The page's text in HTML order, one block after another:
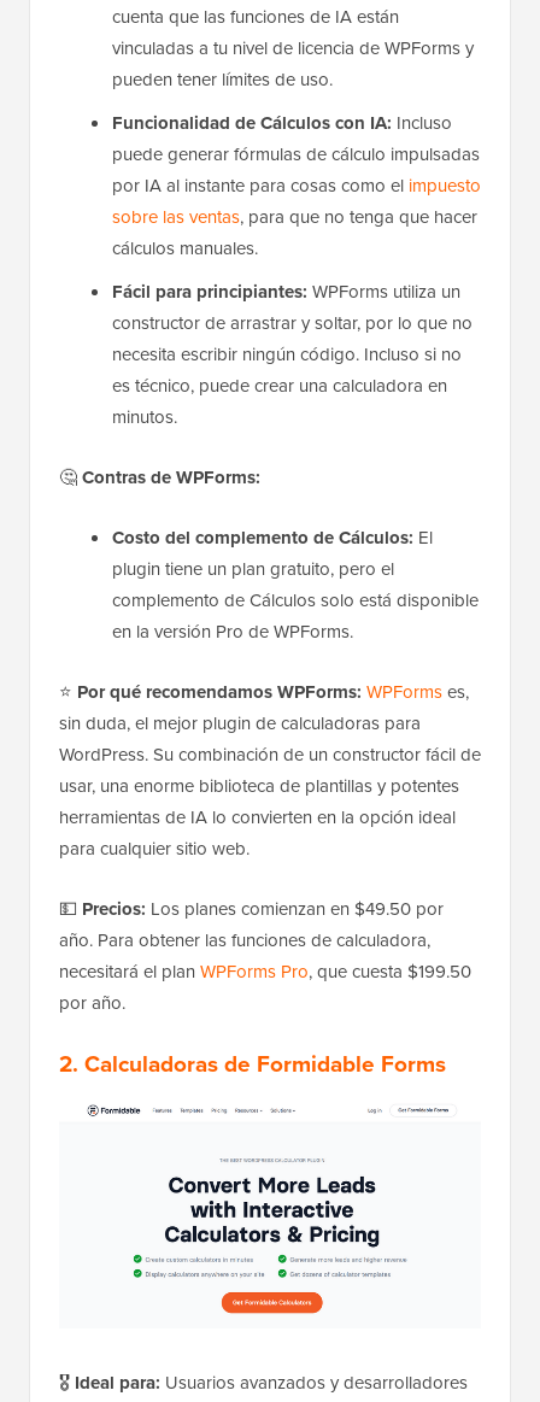
cuenta que las funciones de IA están
vinculadas a tu nivel de licencia de WPForms y
pueden tener límites de uso.
Funcionalidad de Cálculos con IA: Incluso
puede generar fórmulas de cálculo impulsadas
por IA al instante para cosas como el impuesto
sobre las ventas, para que no tenga que hacer
cálculos manuales.
Fácil para principiantes: WPForms utiliza un
constructor de arrastrar y soltar, por lo que no
necesita escribir ningún código. Incluso si no
es técnico, puede crear una calculadora en
minutos.
🤔Contras de WPForms:
Costo del complemento de Cálculos: El
plugin tiene un plan gratuito, pero el
complemento de Cálculos solo está disponible
en la versión Pro de WPForms.
⭐ Por qué recomendamos WPForms: WPFormses,
sin duda, el mejor plugin de calculadoras para
WordPress. Su combinación de un constructor fácil de
usar, una enorme biblioteca de plantillas y potentes
herramientas de IA lo convierten en la opción ideal
para cualquier sitio web.
💵 Precios: Los planes comienzan en $49.50 por
año. Para obtener las funciones de calculadora,
necesitará el plan WPForms Pro, que cuesta $199.50
por año.
2. Calculadoras de Formidable Forms
🎖️ Ideal para: Usuarios avanzados y desarrolladores